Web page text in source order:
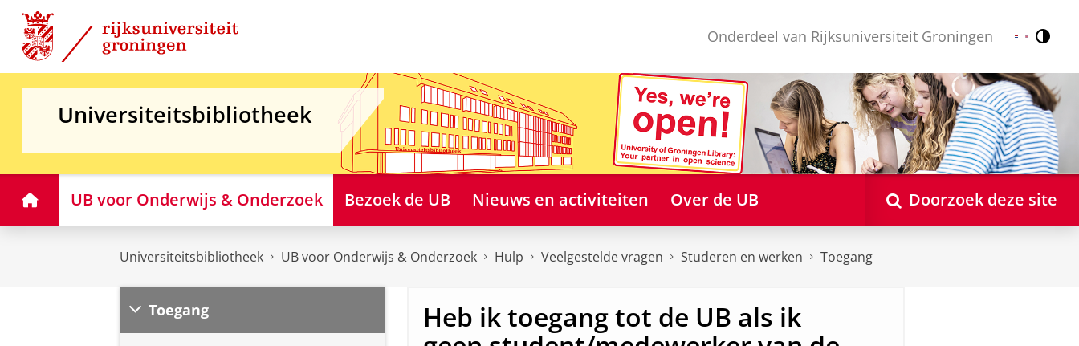
Skip
Content
Skip
Navigation
Onderdeel van Rijksuniversiteit Groningen Nederlands
English
Universiteitsbibliotheek
HomeUB voor Onderwijs & Onderzoek Bezoek de UB Nieuws en activiteiten Over de UB Doorzoek deze site
Universiteitsbibliotheek UB voor Onderwijs & Onderzoek Hulp Veelgestelde vragen Studeren en werken Toegang
Toegang
Heb ik toegang tot de UB als ik